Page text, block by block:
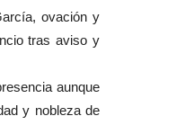
ovación y
tras aviso y
aunque
y nobleza de